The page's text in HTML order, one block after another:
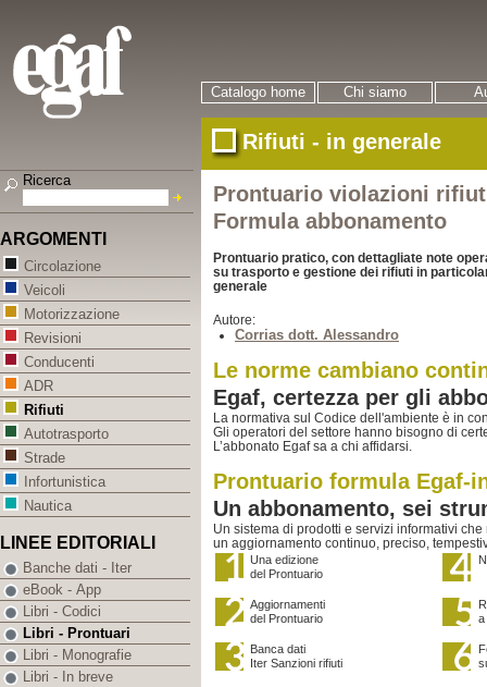
Catalogo home Chi siamo
Rifiuti - in generale
Prontuario violazioni
Formula abbonamento
Prontuario pratico, con dettagliate note
su trasporto e gestione dei rifiuti in
generale
Autore:
Corrias dott. Alessandro
Le norme cambiano
Egaf, certezza per gli
La normativa sul Codice dell'ambiente è in
Gli operatori del settore hanno bisogno di
L’abbonato Egaf sa a chi affidarsi.
Prontuario formula Egaf-
Un abbonamento, sei
Un sistema di prodotti e servizi informativi
un aggiornamento continuo, preciso,
Una edizione
del Prontuario
Aggiornamenti
del Prontuario
a
Banca dati
Iter Sanzioni rifiuti
Ricerca
ARGOMENTI
Circolazione
Veicoli
Motorizzazione
Revisioni
Conducenti
ADR
Rifiuti
Autotrasporto
Strade
Infortunistica
Nautica
LINEE EDITORIALI
Banche dati - Iter
eBook - App
Libri - Codici
Libri - Prontuari
Libri - Monografie
Libri - In breve